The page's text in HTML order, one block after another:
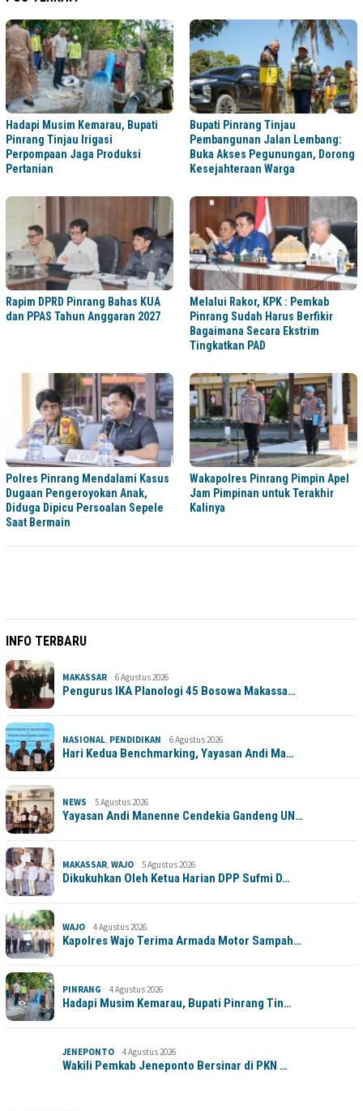
Hadapi Musim Kemarau, Bupati
Pinrang Tinjau Irigasi
Perpompaan Jaga Produksi
Pertanian
Bupati Pinrang Tinjau
Pembangunan Jalan Lembang:
Buka Akses Pegunungan, Dorong
Kesejahteraan Warga
Rapim DPRD Pinrang Bahas KUA
dan PPAS Tahun Anggaran 2027
Melalui Rakor, KPK : Pemkab
Pinrang Sudah Harus Berfikir
Bagaimana Secara Ekstrim
Tingkatkan PAD
Polres Pinrang Mendalami Kasus
Dugaan Pengeroyokan Anak,
Diduga Dipicu Persoalan Sepele
Saat Bermain
Wakapolres Pinrang Pimpin Apel
Jam Pimpinan untuk Terakhir
Kalinya
INFO TERBARU
MAKASSAR 6 Agustus 2026
Pengurus IKA Planologi 45 Bosowa Makassa…
NASIONAL, PENDIDIKAN 6 Agustus 2026
Hari Kedua Benchmarking, Yayasan Andi Ma…
NEWS 5 Agustus 2026
Yayasan Andi Manenne Cendekia Gandeng UN…
MAKASSAR, WAJO 5 Agustus 2026
Dikukuhkan Oleh Ketua Harian DPP Sufmi D…
WAJO 4 Agustus 2026
Kapolres Wajo Terima Armada Motor Sampah…
PINRANG 4 Agustus 2026
Hadapi Musim Kemarau, Bupati Pinrang Tin…
JENEPONTO 4 Agustus 2026
Wakili Pemkab Jeneponto Bersinar di PKN …